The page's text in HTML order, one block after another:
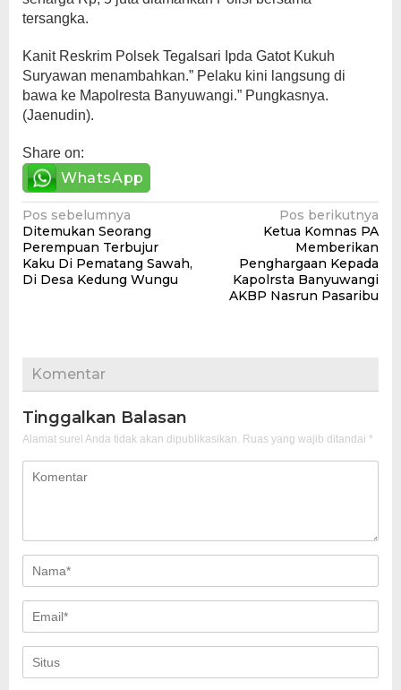
tersangka.
Kanit Reskrim Polsek Tegalsari Ipda Gatot Kukuh
Suryawan menambahkan.” Pelaku kini langsung di
bawa ke Mapolresta Banyuwangi.” Pungkasnya.
(Jaenudin).
Share on:
WhatsApp
Navigasi
pos
Pos sebelumnya
Ditemukan Seorang
Perempuan Terbujur
Kaku Di Pematang Sawah,
Di Desa Kedung Wungu
Pos berikutnya
Ketua Komnas PA
Memberikan
Penghargaan Kepada
Kapolrsta Banyuwangi
AKBP Nasrun Pasaribu
Komentar
Tinggalkan Balasan
Alamat surel Anda tidak akan dipublikasikan. Ruas yang wajib ditandai *